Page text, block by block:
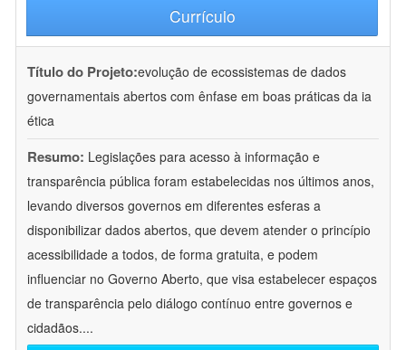
Currículo
Título do Projeto:evolução de ecossistemas de dados
governamentais abertos com ênfase em boas práticas da ia
ética
Resumo: Legislações para acesso à informação e
transparência pública foram estabelecidas nos últimos anos,
levando diversos governos em diferentes esferas a
disponibilizar dados abertos, que devem atender o princípio
acessibilidade a todos, de forma gratuita, e podem
influenciar no Governo Aberto, que visa estabelecer espaços
de transparência pelo diálogo contínuo entre governos e
cidadãos....